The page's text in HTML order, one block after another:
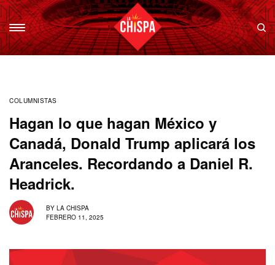
COLUMNISTAS
Hagan lo que hagan México y
Canadá, Donald Trump aplicará los
Aranceles. Recordando a Daniel R.
Headrick.
BY LA CHISPA
FEBRERO 11, 2025